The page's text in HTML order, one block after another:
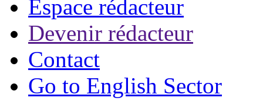
Espace rédacteur
Devenir rédacteur
Contact
Go to English Sector